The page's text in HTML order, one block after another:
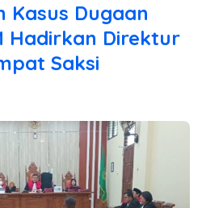
Kasus Dugaan
Hadirkan Direktur
Saksi